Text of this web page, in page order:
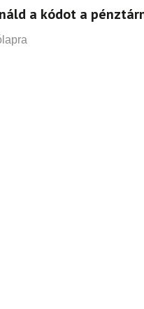
a kódot a